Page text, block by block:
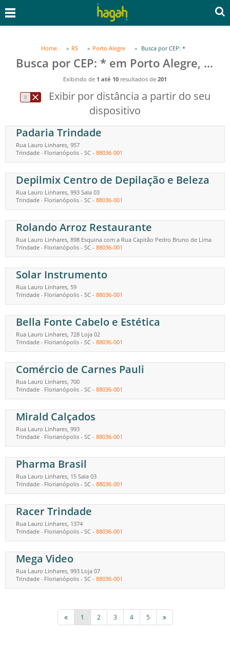
Home RS Porto Alegre Busca por CEP: *
Busca por CEP: * em Porto Alegre, RS
Exibindo de 1 até 10 resultados de 201
Exibir por distância a partir do seu
dispositivo
Padaria Trindade
Rua Lauro Linhares, 957
Trindade - Florianópolis - SC - 88036-001
Depilmix Centro de Depilação e Beleza
Rua Lauro Linhares, 993 Sala 03
Trindade - Florianópolis - SC - 88036-001
Rolando Arroz Restaurante
Rua Lauro Linhares, 898 Esquina com a Rua Capitão Pedro Bruno de Lima
Trindade - Florianópolis - SC - 88036-001
Solar Instrumento
Rua Lauro Linhares, 59
Trindade - Florianópolis - SC - 88036-001
Bella Fonte Cabelo e Estética
Rua Lauro Linhares, 728 Loja 02
Trindade - Florianópolis - SC - 88036-001
Comércio de Carnes Pauli
Rua Lauro Linhares, 700
Trindade - Florianópolis - SC - 88036-001
Mirald Calçados
Rua Lauro Linhares, 993
Trindade - Florianópolis - SC - 88036-001
Pharma Brasil
Rua Lauro Linhares, 15 Sala 03
Trindade - Florianópolis - SC - 88036-001
Racer Trindade
Rua Lauro Linhares, 1374
Trindade - Florianópolis - SC - 88036-001
Mega Video
Rua Lauro Linhares, 993 Loja 07
Trindade - Florianópolis - SC - 88036-001
1 2 3 4 5